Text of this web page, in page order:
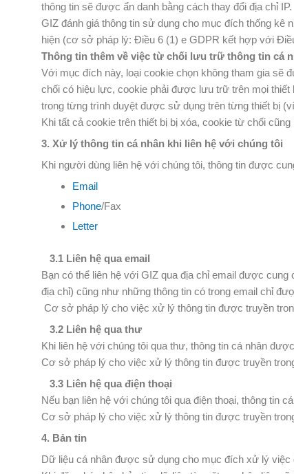
thông tin sẽ được ẩn danh bằng cách thay đổi địa chỉ IP.
GIZ đánh giá thông tin sử dụng cho mục đích thống kê
hiện (cơ sở pháp lý: Điều 6 (1) e GDPR kết hợp với
Thông tin thêm về việc từ chối lưu trữ thông tin cá
Với mục đích này, loại cookie chọn không tham gia sẽ
chối có hiệu lực, cookie phải được lưu trữ trên mọi
trong từng trình duyệt được sử dụng trên từng thiết bị
Khi tất cả cookie trên thiết bị bị xóa, cookie từ chối
3. Xử lý thông tin cá nhân khi liên hệ với chúng tôi
Khi người dùng liên hệ với chúng tôi, thông tin được
Email
Phone/Fax
Letter
3.1 Liên hệ qua email
Bạn có thể liên hệ với GIZ qua địa chỉ email được
địa chỉ) cũng như những thông tin có trong email chỉ
Cơ sở pháp lý cho việc xử lý thông tin được truyền
3.2 Liên hệ qua thư
Khi liên hệ với chúng tôi qua thư, thông tin cá nhân
Cơ sở pháp lý cho việc xử lý thông tin được truyền
3.3 Liên hệ qua điện thoại
Nếu bạn liên hệ với chúng tôi qua điện thoại, thông tin
Cơ sở pháp lý cho việc xử lý thông tin được truyền
4. Bản tin
Dữ liệu cá nhân được sử dụng cho mục đích xử lý việc